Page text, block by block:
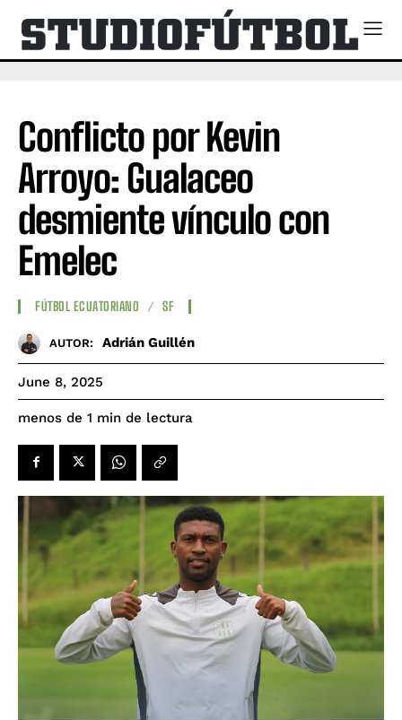
Conflicto por Kevin
Arroyo: Gualaceo
desmiente vínculo con
Emelec
FÚTBOL ECUATORIANO SF
AUTOR: Adrián Guillén
June 8, 2025
menos de 1 min de lectura